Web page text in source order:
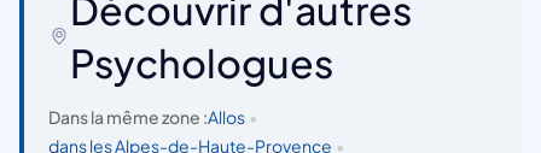
Psychologues
Dans la même zone :Allos •
dans les Alpes-de-Haute-Provence •